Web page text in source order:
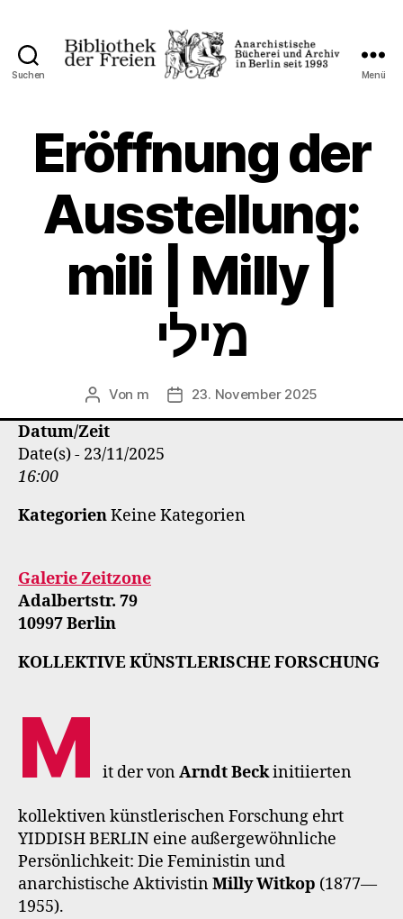
Suchen Menü
Eröffnung der
Ausstellung:
mili | Milly |
מילי
Beitragsautor
Von m Veröffentlichungsdatum
23. November 2025
Datum/Zeit
Date(s) - 23/11/2025
16:00
KategorienKeine Kategorien
Galerie Zeitzone
Adalbertstr. 79
10997 Berlin
KOLLEKTIVE KÜNSTLERISCHE FORSCHUNG
M it der vonArndt Beckinitiierten
kollektiven künstlerischen Forschung ehrt
YIDDISH BERLIN eine außergewöhnliche
Persönlichkeit: Die Feministin und
anarchistische AktivistinMilly Witkop (1877—
1955).